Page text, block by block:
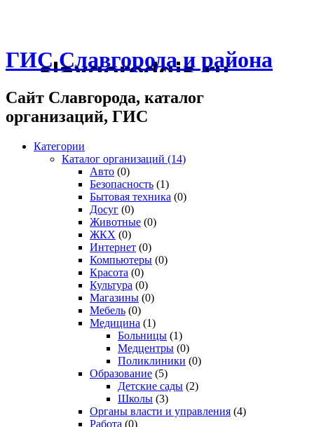
ГИС Славгорода и района
Сайт Славгорода, каталог
организаций, ГИС
Категории
Каталог организаций (14)
Авто (0)
Безопасность (1)
Бытовая техника (0)
Досуг (0)
Животные (0)
ЖКХ (0)
Интернет (0)
Компьютеры (0)
Красота (0)
Культура (0)
Магазины (0)
Мебель (0)
Медицина (1)
Больницы (1)
Медцентры (0)
Поликлиники (0)
Образование (5)
Детские сады (2)
Школы (3)
Органы власти и управления (4)
Работа (0)